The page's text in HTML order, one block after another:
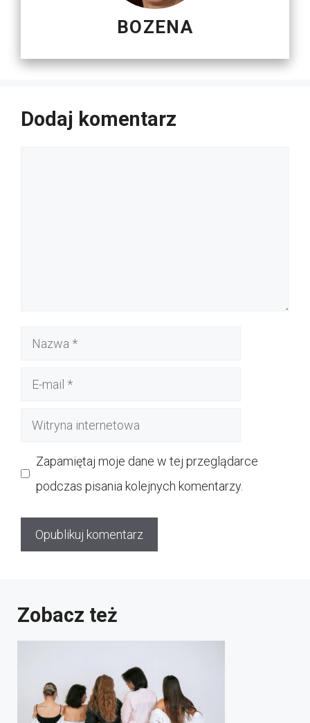
BOZENA
Dodaj komentarz
Nazwa
Witryna
Zapamiętaj moje dane w tej przeglądarce
podczas pisania kolejnych komentarzy.
Zobacz też